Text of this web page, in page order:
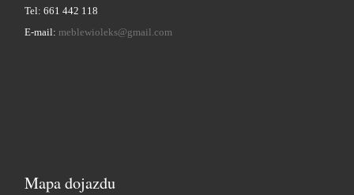
Tel: 661 442 118
E-mail: meblewioleks@gmail.com
Mapa dojazdu